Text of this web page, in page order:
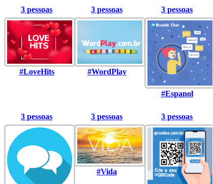
3 pessoas
#LoveHits
3 pessoas
#WordPlay
3 pessoas
#Espanol
3 pessoas 3 pessoas
#Vida
3 pessoas